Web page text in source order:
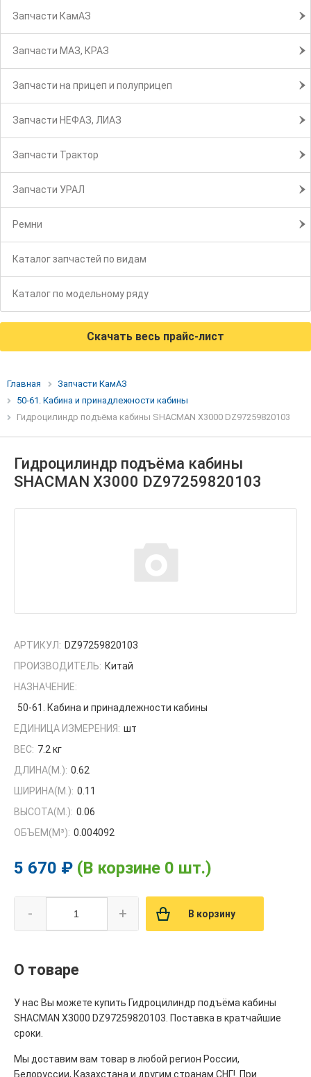
Запчасти КамАЗ
Запчасти МАЗ, КРАЗ
Запчасти на прицеп и полуприцеп
Запчасти НЕФАЗ, ЛИАЗ
Запчасти Трактор
Запчасти УРАЛ
Ремни
Каталог запчастей по видам
Каталог по модельному ряду
Скачать весь прайс-лист
Главная
Запчасти КамАЗ
50-61. Кабина и принадлежности кабины
Гидроцилиндр подъёма кабины SHACMAN X3000 DZ97259820103
Гидроцилиндр подъёма кабины
SHACMAN X3000 DZ97259820103
АРТИКУЛ: DZ97259820103
ПРОИЗВОДИТЕЛЬ: Китай
НАЗНАЧЕНИЕ:
50-61. Кабина и принадлежности кабины
ЕДИНИЦА ИЗМЕРЕНИЯ: шт
ВЕС: 7.2 кг
ДЛИНА(М.): 0.62
ШИРИНА(М.): 0.11
ВЫСОТА(М.): 0.06
ОБЪЕМ(M³): 0.004092
5 670 ₽ (В корзине 0 шт.)
- + В корзину
О товаре
У нас Вы можете купить Гидроцилиндр подъёма кабины
SHACMAN X3000 DZ97259820103. Поставка в кратчайшие
сроки.
Мы доставим вам товар в любой регион России,
Белоруссии, Казахстана и другим странам СНГ!. При